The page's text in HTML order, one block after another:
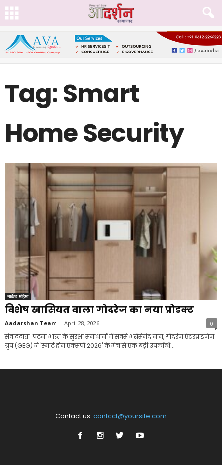
Tag: Smart
Home Security
मार्केट महिमा
विशेष खासियत वाला गोदरेज का नया प्रोडक्ट
Aadarshan Team - April 28, 2026 0
संवाददाता। पटना।भारत के सुरक्षा समाधानों में सबसे भरोसेमंद नाम, गोदरेज एंटरप्राइजेज
ग्रुप (GEG) ने 'स्मार्ट होम एक्सपो 2026' के मंच से एक बड़ी उपलब्धि...
Contact us: contact@yoursite.com